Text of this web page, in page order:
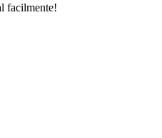
facilmente!